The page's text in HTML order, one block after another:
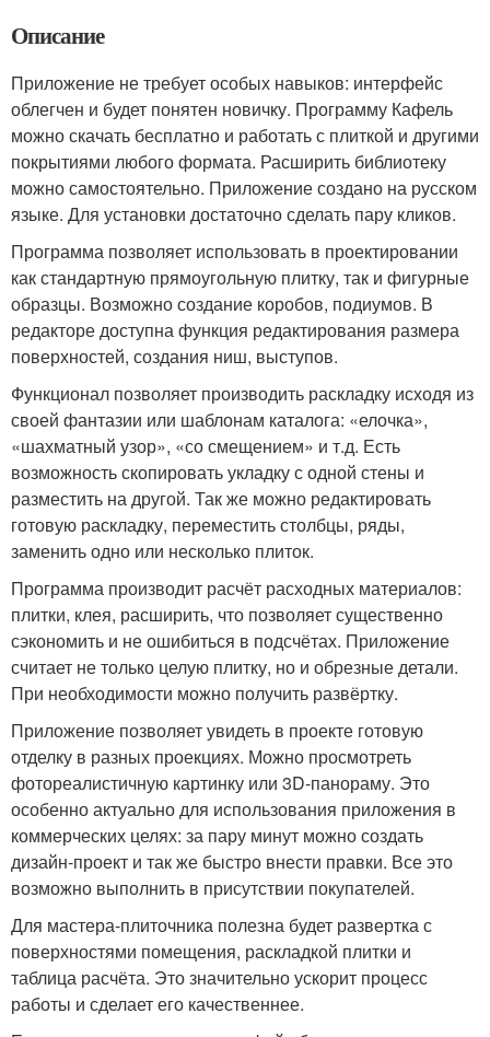
Описание
Приложение не требует особых навыков: интерфейс
облегчен и будет понятен новичку. Программу Кафель
можно скачать бесплатно и работать с плиткой и другими
покрытиями любого формата. Расширить библиотеку
можно самостоятельно. Приложение создано на русском
языке. Для установки достаточно сделать пару кликов.
Программа позволяет использовать в проектировании
как стандартную прямоугольную плитку, так и фигурные
образцы. Возможно создание коробов, подиумов. В
редакторе доступна функция редактирования размера
поверхностей, создания ниш, выступов.
Функционал позволяет производить раскладку исходя из
своей фантазии или шаблонам каталога: «елочка»,
«шахматный узор», «со смещением» и т.д. Есть
возможность скопировать укладку с одной стены и
разместить на другой. Так же можно редактировать
готовую раскладку, переместить столбцы, ряды,
заменить одно или несколько плиток.
Программа производит расчёт расходных материалов:
плитки, клея, расширить, что позволяет существенно
сэкономить и не ошибиться в подсчётах. Приложение
считает не только целую плитку, но и обрезные детали.
При необходимости можно получить развёртку.
Приложение позволяет увидеть в проекте готовую
отделку в разных проекциях. Можно просмотреть
фотореалистичную картинку или 3D-панораму. Это
особенно актуально для использования приложения в
коммерческих целях: за пару минут можно создать
дизайн-проект и так же быстро внести правки. Все это
возможно выполнить в присутствии покупателей.
Для мастера-плиточника полезна будет развертка с
поверхностями помещения, раскладкой плитки и
таблица расчёта. Это значительно ускорит процесс
работы и сделает его качественнее.